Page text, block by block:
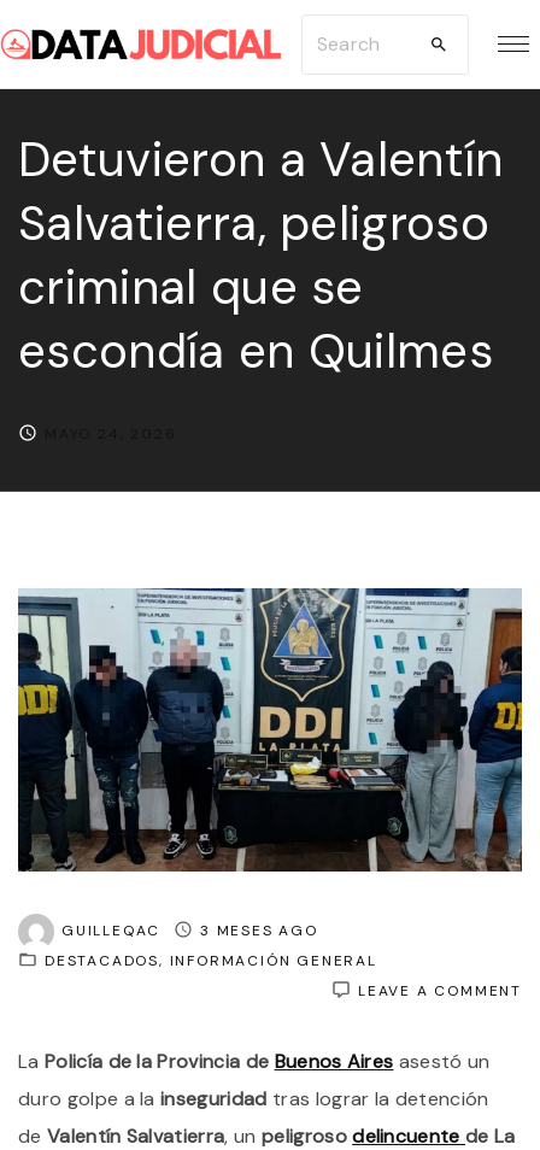
k
i
r
c
h
Detuvieron a Valentín
Salvatierra, peligroso
criminal que se
escondía en Quilmes
GUILLEQAC
3 MESES AGO
DESTACADOS INFORMACIÓN GENERAL
LEAVE A COMMENT
La Policía de la Provincia de Buenos Aires asestó un
duro golpe a lainseguridad tras lograr la detención
de Valentín Salvatierra, un peligrosodelincuentede La